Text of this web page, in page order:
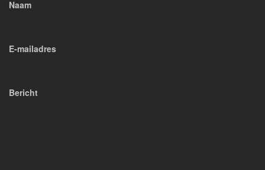
Naam
E-mailadres
Bericht